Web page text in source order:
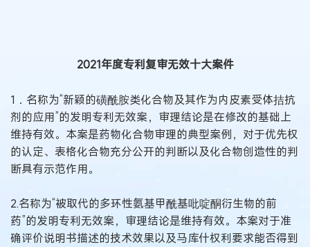
2021年度专利复审无效十大案件
1．名称为“新颖的磺酰胺类化合物及其作为内皮素受体拮抗
剂的应用”的发明专利无效案，审理结论是在修改的基础上
维持有效。本案是药物化合物审理的典型案例，对于优先权
的认定、表格化合物充分公开的判断以及化合物创造性的判
断具有示范作用。
2.名称为“被取代的多环性氨基甲酰基吡啶酮衍生物的前
药”的发明专利无效案，审理结论是维持有效。本案对于准
确评价说明书描述的技术效果以及马库什权利要求能否得到